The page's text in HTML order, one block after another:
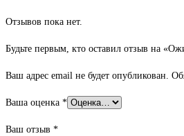
Отзывов пока нет.
Будьте первым, кто оставил отзыв на
Ваш адрес email не будет опубликован.
Ваша оценка *
Ваш отзыв *